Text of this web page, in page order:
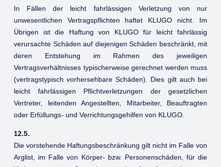
In Fällen der leicht fahrlässigen Verletzung von nur
unwesentlichen Vertragspflichten haftet KLUGO nicht. Im
Übrigen ist die Haftung von KLUGO für leicht fahrlässig
verursachte Schäden auf diejenigen Schäden beschränkt, mit
deren Entstehung im Rahmen des jeweiligen
Vertragsverhältnisses typischerweise gerechnet werden muss
(vertragstypisch vorhersehbare Schäden). Dies gilt auch bei
leicht fahrlässigen Pflichtverletzungen der gesetzlichen
Vertreter, leitenden Angestellten, Mitarbeiter, Beauftragten
oder Erfüllungs- und Verrichtungsgehilfen von KLUGO.
12.5.
Die vorstehende Haftungsbeschränkung gilt nicht im Falle von
Arglist, im Falle von Körper- bzw. Personenschäden, für die